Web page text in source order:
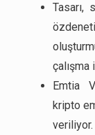
Tasarı,
çalışma
Emtia
kripto
veriliyor.